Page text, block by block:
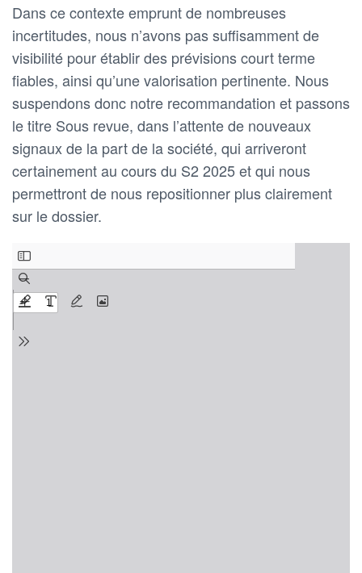
Dans ce contexte emprunt de nombreuses
incertitudes, nous n’avons pas suffisamment de
visibilité pour établir des prévisions court terme
fiables, ainsi qu’une valorisation pertinente. Nous
suspendons donc notre recommandation et passons
le titre Sous revue, dans l’attente de nouveaux
signaux de la part de la société, qui arriveront
certainement au cours du S2 2025 et qui nous
permettront de nous repositionner plus clairement
sur le dossier.